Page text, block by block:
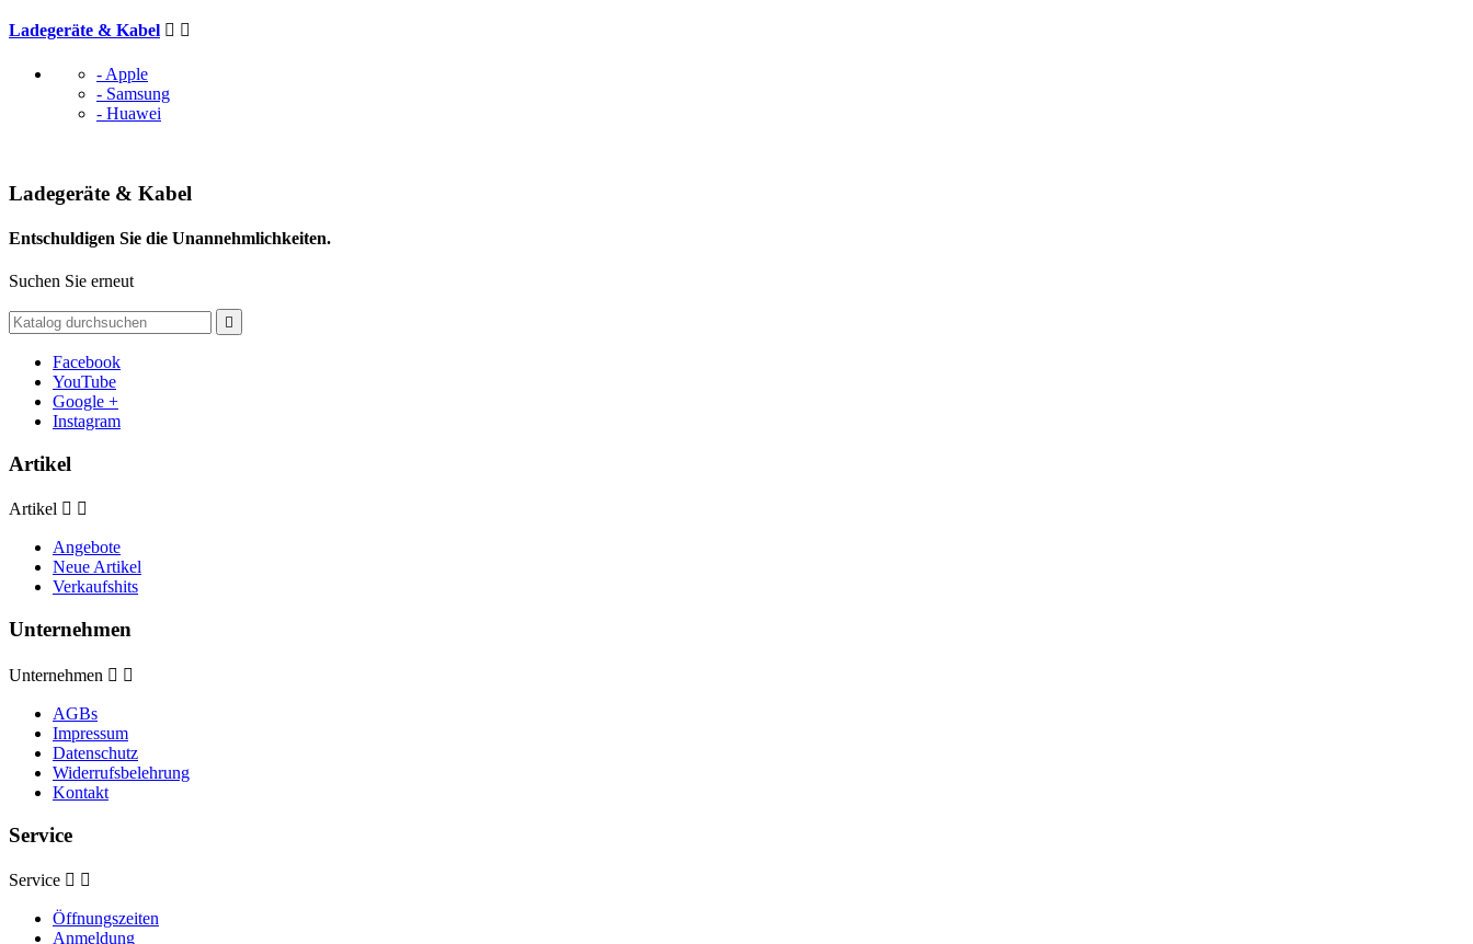
Ladegeräte & Kabel  
- Apple
- Samsung
- Huawei
Ladegeräte & Kabel
Entschuldigen Sie die Unannehmlichkeiten.
Suchen Sie erneut

Facebook
YouTube
Google +
Instagram
Artikel
Artikel  
Angebote
Neue Artikel
Verkaufshits
Unternehmen
Unternehmen  
AGBs
Impressum
Datenschutz
Widerrufsbelehrung
Kontakt
Service
Service  
Öffnungszeiten
Anmeldung